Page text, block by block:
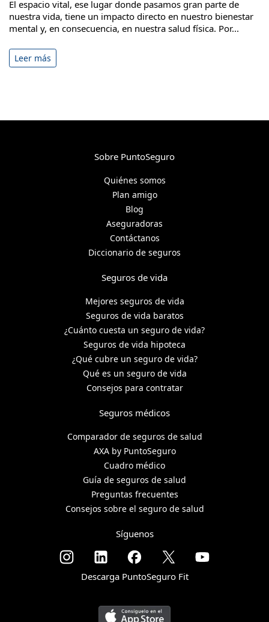
El espacio vital, ese lugar donde pasamos gran parte de
nuestra vida, tiene un impacto directo en nuestro bienestar
mental y, en consecuencia, en nuestra salud física. Por...
Leer más
Sobre PuntoSeguro
Quiénes somos
Plan amigo
Blog
Aseguradoras
Contáctanos
Diccionario de seguros
Seguros de vida
Mejores seguros de vida
Seguros de vida baratos
¿Cuánto cuesta un seguro de vida?
Seguros de vida hipoteca
¿Qué cubre un seguro de vida?
Qué es un seguro de vida
Consejos para contratar
Seguros médicos
Comparador de seguros de salud
AXA by PuntoSeguro
Cuadro médico
Guía de seguros de salud
Preguntas frecuentes
Consejos sobre el seguro de salud
Síguenos
Descarga PuntoSeguro Fit